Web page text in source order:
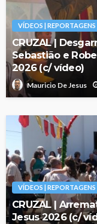
VÍDEOS | REPORTAGENS
CRUZAL |
Sebastião e
2026 (c/ vídeo)
Mauricio De Jesus
VÍDEOS | REPORTAGENS
CRUZAL |
Jesus 2026 (c/